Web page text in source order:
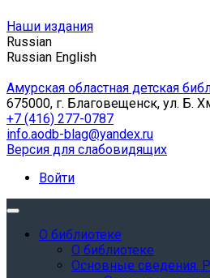
Наши издания
Russian
Russian English
Амурская областная детская
675000, г. Благовещенск, ул. Б.
+7 (416) 277-0787
info.aodb-blag@yandex.ru
Версия для слабовидящих
Войти
О библиотеке
О библиотеке
Основные сведения.